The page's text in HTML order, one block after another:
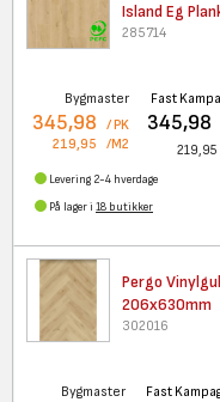
Island Eg
285714
Bygmaster
345,98 / PK
219,95 /M2
Fast
345,98
219,95
Levering 2-4 hverdage
På lager i 18 butikker
Pergo
206x630mm
302016
Bygmaster Fast